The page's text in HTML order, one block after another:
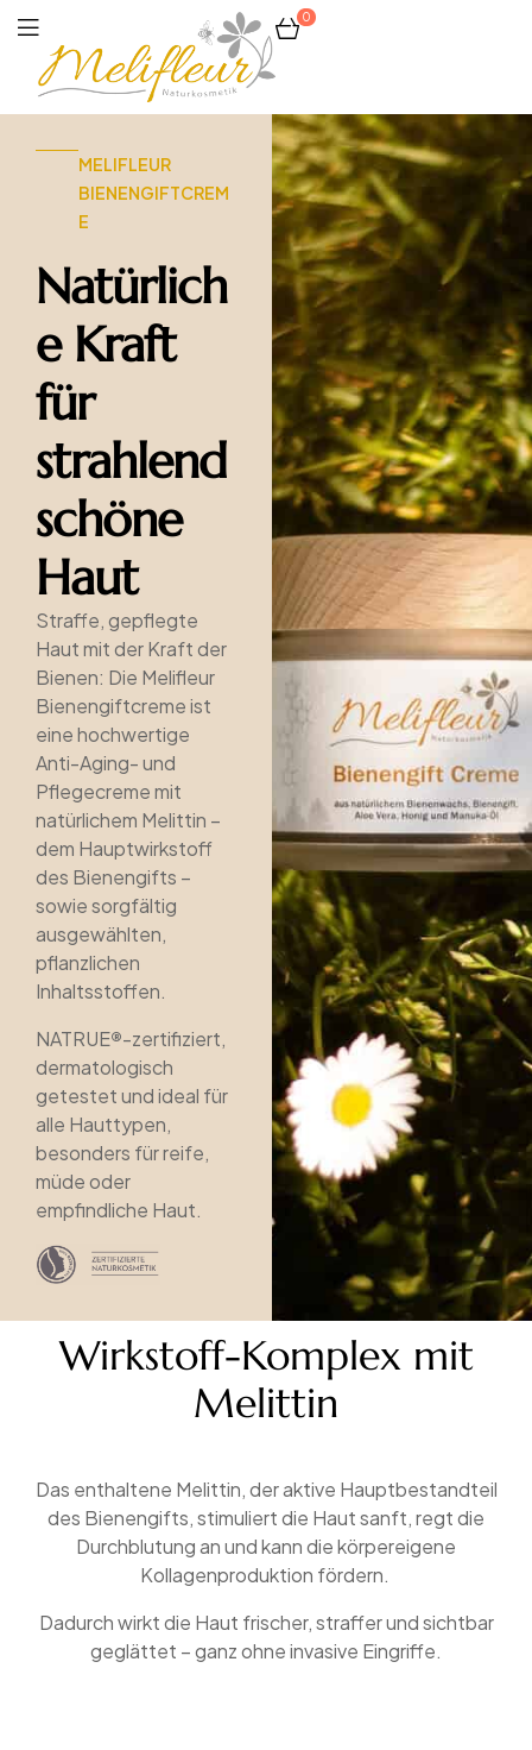
Melifleur
0
MELIFLEUR
BIENENGIFTCREM
E
Natürlich
e Kraft
für
strahlend
schöne
Haut
Straffe, gepflegte
Haut mit der Kraft der
Bienen: Die Melifleur
Bienengiftcreme ist
eine hochwertige
Anti-Aging- und
Pflegecreme mit
natürlichem Melittin –
dem Hauptwirkstoff
des Bienengifts –
sowie sorgfältig
ausgewählten,
pflanzlichen
Inhaltsstoffen.
NATRUE®-zertifiziert,
dermatologisch
getestet und ideal für
alle Hauttypen,
besonders für reife,
müde oder
empfindliche Haut.
Wirkstoff-Komplex mit
Melittin
Das enthaltene Melittin, der aktive Hauptbestandteil
des Bienengifts, stimuliert die Haut sanft, regt die
Durchblutung an und kann die körpereigene
Kollagenproduktion fördern.
Dadurch wirkt die Haut frischer, straffer und sichtbar
geglättet – ganz ohne invasive Eingriffe.